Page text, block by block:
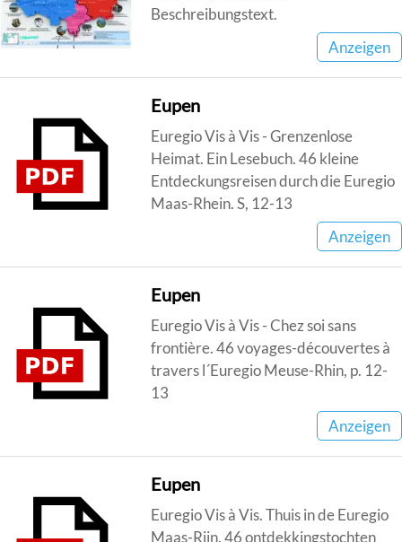
Beschreibungstext.
Anzeigen
Eupen
Euregio Vis à Vis - Grenzenlose
Heimat. Ein Lesebuch. 46 kleine
Entdeckungsreisen durch die Euregio
Maas-Rhein. S, 12-13
Anzeigen
Eupen
Euregio Vis à Vis - Chez soi sans
frontière. 46 voyages-découvertes à
travers l´Euregio Meuse-Rhin, p. 12-
13
Anzeigen
Eupen
Euregio Vis à Vis. Thuis in de Euregio
Maas-Rijn. 46 ontdekkingstochten